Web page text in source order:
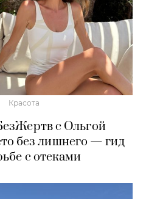
Красота
с Ольгой
без лишнего — гид
с отеками